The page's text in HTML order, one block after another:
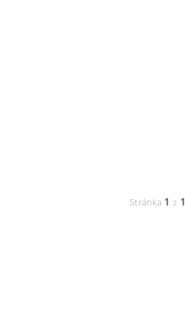
Stránka 1 z 1